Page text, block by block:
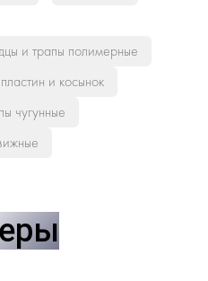
и трапы полимерные
и косынок
чугунные